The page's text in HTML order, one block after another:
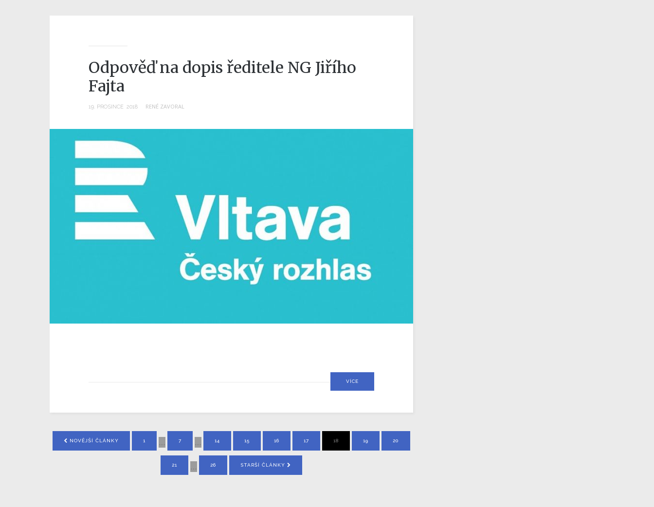
Odpověď na dopis ředitele NG Jiřího
Fajta
19. PROSINCE 2018 RENÉ ZAVORAL
VÍCE
NOVĚJŠÍ ČLÁNKY 1 … 7 … 14 15 16 17 18 19 20
21 … 26 STARŠÍ ČLÁNKY